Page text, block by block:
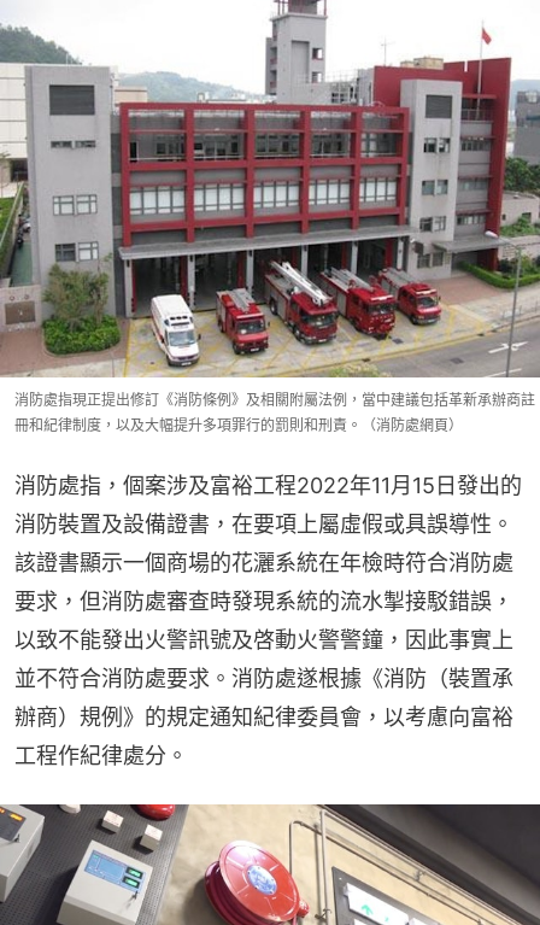
消防處指現正提出修訂《消防條例》及相關附屬法例，當中建議包括革新承辦商註
冊和紀律制度，以及大幅提升多項罪行的罰則和刑責。（消防處網頁）
消防處指，個案涉及富裕工程2022年11月15日發出的
消防裝置及設備證書，在要項上屬虛假或具誤導性。
該證書顯示一個商場的花灑系統在年檢時符合消防處
要求，但消防處審查時發現系統的流水掣接駁錯誤，
以致不能發出火警訊號及啓動火警警鐘，因此事實上
並不符合消防處要求。消防處遂根據《消防（裝置承
辦商）規例》的規定通知紀律委員會，以考慮向富裕
工程作紀律處分。